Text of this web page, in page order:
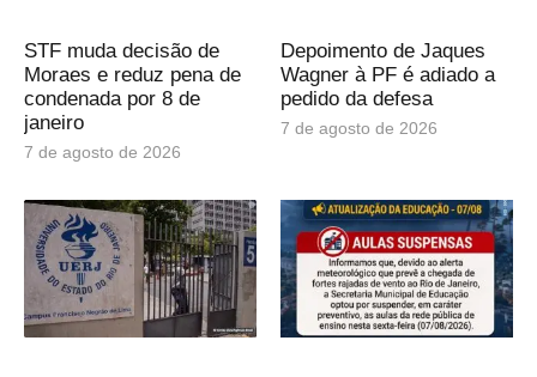
STF muda decisão de
Moraes e reduz pena de
condenada por 8 de
janeiro
7 de agosto de 2026
Depoimento de Jaques
Wagner à PF é adiado a
pedido da defesa
7 de agosto de 2026